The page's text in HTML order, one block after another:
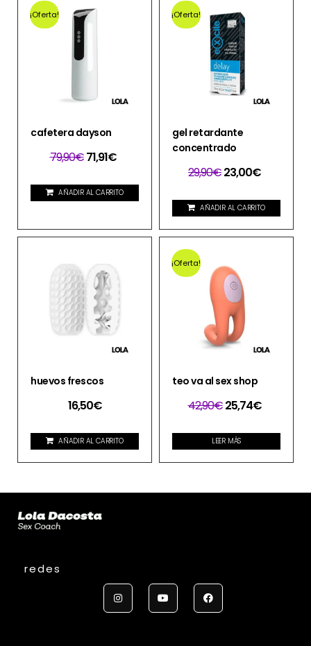
¡Oferta!
cafetera dayson
79,90€71,91€
AÑADIR AL CARRITO
¡Oferta!
gel retardante
concentrado
29,90€23,00€
AÑADIR AL CARRITO
huevos frescos
16,50€
AÑADIR AL CARRITO
¡Oferta!
teo va al sex shop
42,90€25,74€
LEER MÁS
redes